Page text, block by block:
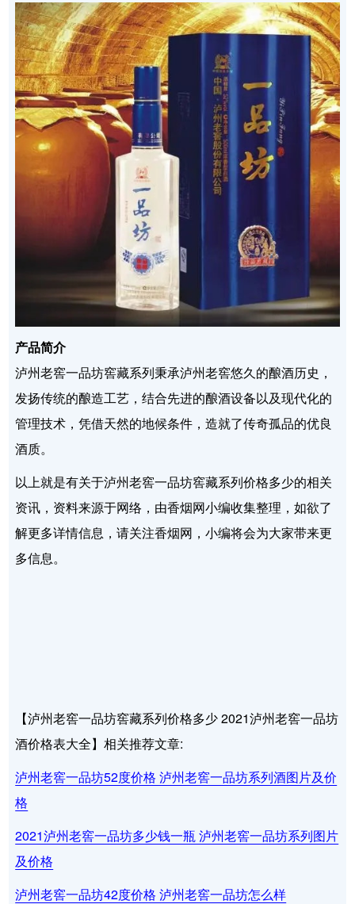
产品简介
泸州老窖一品坊窖藏系列秉承泸州老窖悠久的酿酒历史，
发扬传统的酿造工艺，结合先进的酿酒设备以及现代化的
管理技术，凭借天然的地候条件，造就了传奇孤品的优良
酒质。
以上就是有关于泸州老窖一品坊窖藏系列价格多少的相关
资讯，资料来源于网络，由香烟网小编收集整理，如欲了
解更多详情信息，请关注香烟网，小编将会为大家带来更
多信息。
【泸州老窖一品坊窖藏系列价格多少 2021泸州老窖一品坊
酒价格表大全】相关推荐文章:
泸州老窖一品坊52度价格 泸州老窖一品坊系列酒图片及价
格
2021泸州老窖一品坊多少钱一瓶 泸州老窖一品坊系列图片
及价格
泸州老窖一品坊42度价格 泸州老窖一品坊怎么样